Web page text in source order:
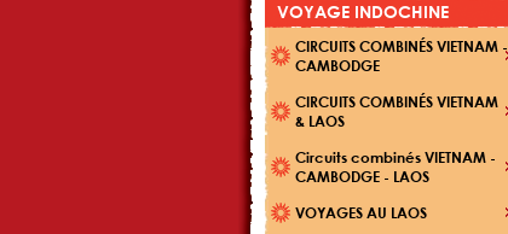
VOYAGE INDOCHINE
CIRCUITS COMBINÉS VIETNAM -
CAMBODGE
CIRCUITS COMBINÉS VIETNAM
& LAOS
Circuits combinés VIETNAM -
CAMBODGE - LAOS
VOYAGES AU LAOS